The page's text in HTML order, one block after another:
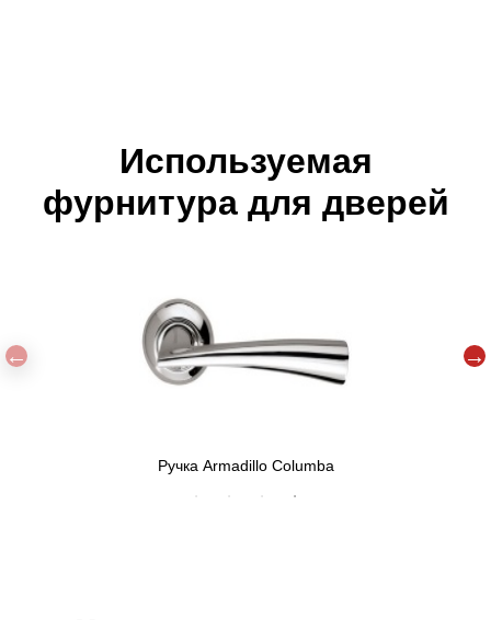
Используемая
фурнитура для дверей
Ручка Armadillo Columba